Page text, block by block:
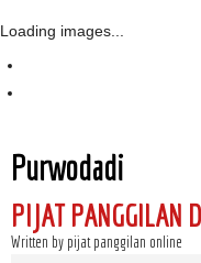
Loading images...
Purwodadi
PIJAT PANGGILAN
Written by pijat panggilan online